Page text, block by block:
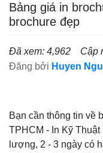
Bảng giá in
brochure đẹp
Đã xem: 4,962
Cập
Đăng bởi Huyen
Bạn cần thông tin về
TPHCM - In Kỹ
lượng, 2 - 3 ngày có